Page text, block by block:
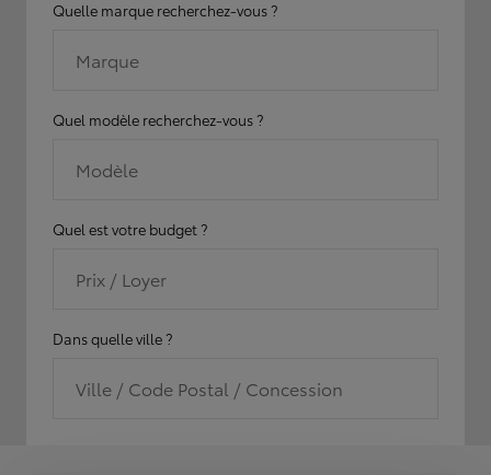
Quelle marque recherchez-vous ?
Marque
Quel modèle recherchez-vous ?
Modèle
Quel est votre budget ?
Prix / Loyer
Dans quelle ville ?
Ville / Code Postal / Concession